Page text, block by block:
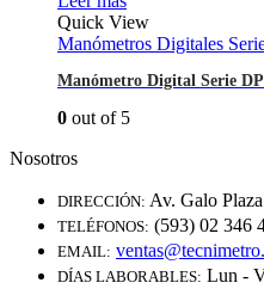
Quick View
Manómetros Digitales
Manómetro Digital Serie
0 out of 5
Nosotros
DIRECCIÓN: Av. Galo
TELÉFONOS: (593) 02 346
EMAIL:
DÍAS LABORABLES: Lun -